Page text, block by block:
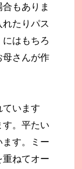
もありま
たりパス
にはもちろ
母さんが作
ています
。平たい
す。ミー
重ねてオー